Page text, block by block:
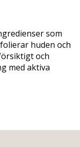
som
huden och
och
med aktiva